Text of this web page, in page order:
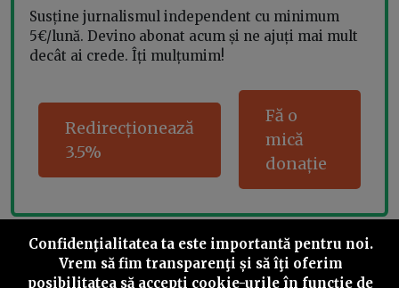
Susține jurnalismul independent cu minimum
5€/lună. Devino abonat acum și ne ajuți mai mult
decât ai crede. Îți mulțumim!
Redirecționează
3.5%
Fă o
mică
donație
Share this
Confidenţialitatea ta este importantă pentru noi.
Vrem să fim transparenţi și să îţi oferim
posibilitatea să accepţi cookie-urile în funcţie de